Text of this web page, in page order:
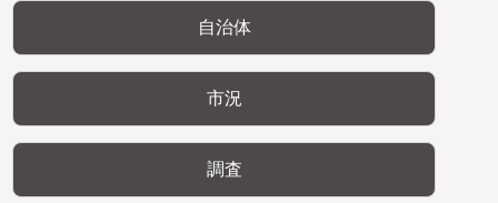
自治体
市況
調査